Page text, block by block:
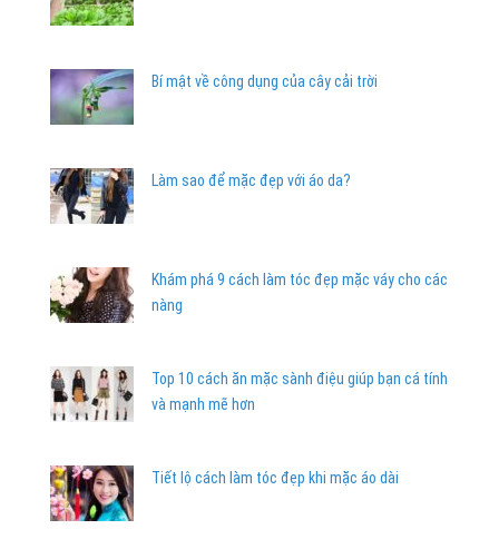
Bí mật về công dụng của cây cải trời
Làm sao để mặc đẹp với áo da?
Khám phá 9 cách làm tóc đẹp mặc váy cho các
nàng
Top 10 cách ăn mặc sành điệu giúp bạn cá tính
và mạnh mẽ hơn
Tiết lộ cách làm tóc đẹp khi mặc áo dài